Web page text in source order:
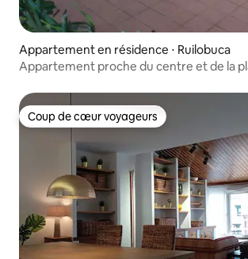
Appartement en résidence ⋅ Ruilobuca
Appartement proche du centre et de la
Coup de cœur voyageurs
Coup de cœur voyageurs